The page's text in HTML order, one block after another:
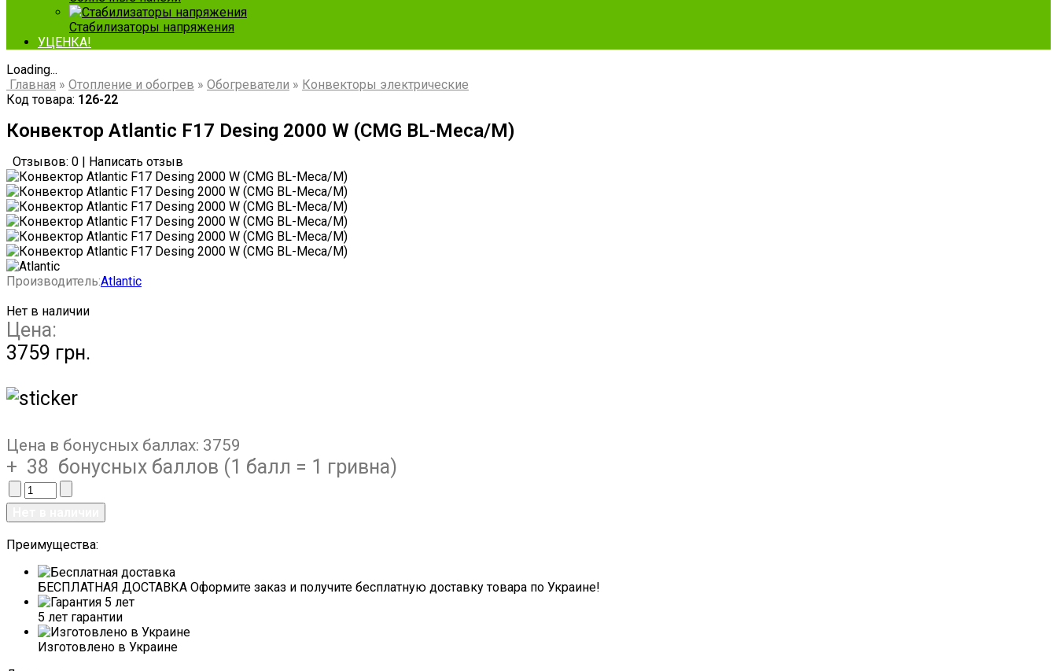
Стабилизаторы напряжения
УЦЕНКА!
Loading...
Главная » Отопление и обогрев » Обогреватели » Конвекторы электрические
Код товара: 126-22
Конвектор Atlantic F17 Desing 2000 W (CMG BL-Meca/М)
Отзывов: 0 Написать отзыв
Производитель:Atlantic
Нет в наличии
Цена:
3759 грн.
Цена в бонусных баллах: 3759
+ 38 бонусных баллов (1 балл = 1 гривна)
Преимущества:
БЕСПЛАТНАЯ ДОСТАВКА Оформите заказ и получите бесплатную доставку товара по Украине!
5 лет гарантии
Изготовлено в Украине